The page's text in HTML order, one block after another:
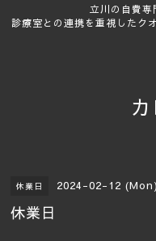
立川の自費
診療室との連携を重視したク
休業日 2024-02-12 (Mon)
休業日